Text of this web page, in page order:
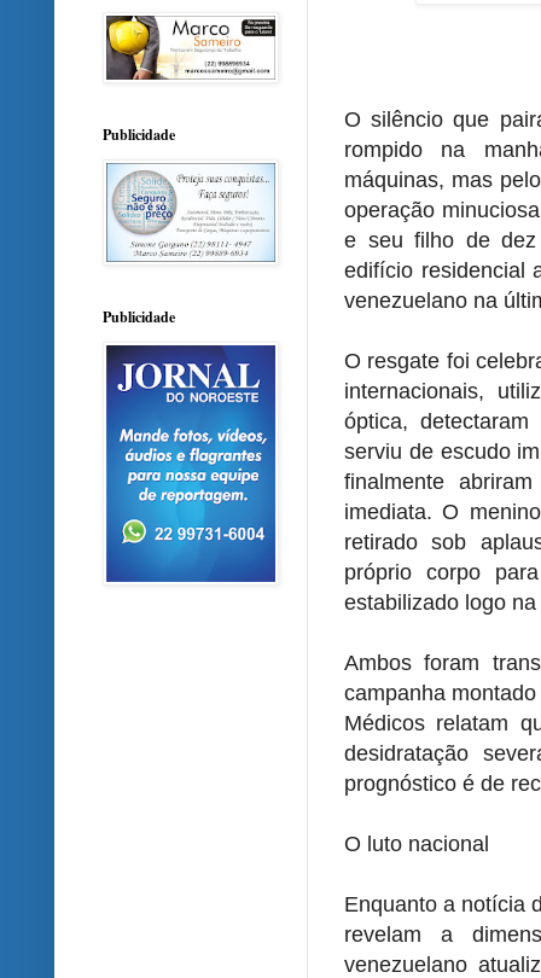
O silêncio que
rompido na
máquinas, mas
operação
e seu filho de
edifício residencial
venezuelano na
O resgate foi
internacionais,
óptica,
serviu de escudo
finalmente
imediata. O
retirado sob
próprio corpo
estabilizado logo
Ambos foram
campanha
Médicos relatam
desidratação
prognóstico é de
O luto nacional
Enquanto a notícia
revelam a
venezuelano
Publicidade
Publicidade